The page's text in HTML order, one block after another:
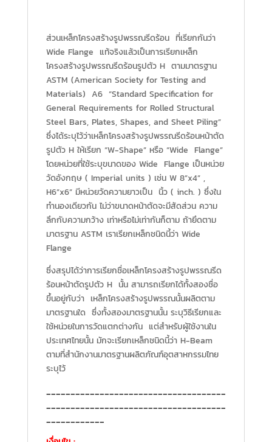
ส่วนเหล็กโครงสร้างรูปพรรณรีดร้อน ที่เรียกกันว่า
Wide Flange แท้จริงแล้วเป็นการเรียกเหล็ก
โครงสร้างรูปพรรณรีดร้อนรูปตัว H ตามมาตรฐาน
ASTM (American Society for Testing and
Materials) A6 “Standard Specification for
General Requirements for Rolled Structural
Steel Bars, Plates, Shapes, and Sheet Piling”
ซึ่งได้ระบุไว้ว่าเหล็กโครงสร้างรูปพรรณรีดร้อนหน้าตัด
รูปตัว H ให้เรียก “W-Shape” หรือ “Wide Flange”
โดยหน่วยที่ใช้ระบุขนาดของ Wide Flange เป็นหน่วย
วัดอังกฤษ ( Imperial units ) เช่น W 8”x4” ,
H6”x6” มีหน่วยวัดความยาวเป็น นิ้ว ( inch. ) ซึ่งใน
ทำนองเดียวกัน ไม่ว่าขนาดหน้าตัดจะมีสัดส่วน ความ
ลึกกับความกว้าง เท่าหรือไม่เท่ากันก็ตาม ถ้ายึดตาม
มาตรฐาน ASTM เราเรียกเหล็กชนิดนี้ว่า Wide
Flange
ซึ่งสรุปได้ว่าการเรียกชื่อเหล็กโครงสร้างรูปพรรณรีด
ร้อนหน้าตัดรูปตัว H นั้น สามารถเรียกได้ทั้งสองชื่อ
ขึ้นอยู่กับว่า เหล็กโครงสร้างรูปพรรณนั้นผลิตตาม
มาตรฐานใด ซึ่งทั้งสองมาตรฐานนั้น ระบุวิธีเรียกและ
ใช้หน่วยในการวัดแตกต่างกัน แต่สำหรับผู้ใช้งานใน
ประเทศไทยนั้น มักจะเรียกเหล็กชนิดนี้ว่า H-Beam
ตามที่สำนักงานมาตรฐานผลิตภัณฑ์อุตสาหกรรมไทย
ระบุไว้
_____________________________________
_____________________________________
____________